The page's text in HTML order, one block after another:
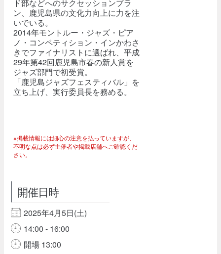
ド部などへのサクセッションプラ
ン、鹿児島県の文化力向上に力を注
いでいる。
2014年モントルー・ジャズ・ピア
ノ・コンペティション・インかわさ
きでファイナリストに選ばれ、平成
29年第42回鹿児島市春の新人賞を
ジャズ部門で初受賞。
「鹿児島ジャズフェスティバル」を
立ち上げ、実行委員長を務める。
※掲載情報には細心の注意を払っていますが、
不明な点は必ず主催者や掲載店舗へご確認くだ
さい。
開催日時
2025年4月5日(土)
14:00 - 16:00
開場 13:00